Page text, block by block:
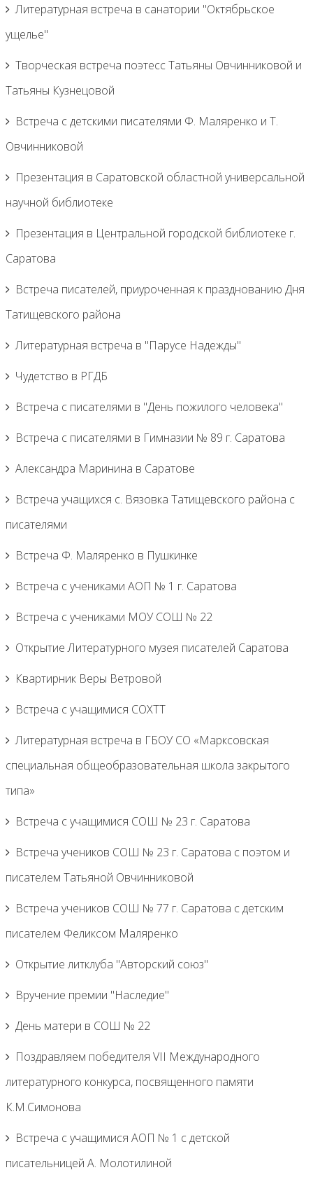
Литературная встреча в санатории "Октябрьское
ущелье"
Творческая встреча поэтесс Татьяны Овчинниковой и
Татьяны Кузнецовой
Встреча с детскими писателями Ф. Маляренко и Т.
Овчинниковой
Презентация в Саратовской областной универсальной
научной библиотеке
Презентация в Центральной городской библиотеке г.
Саратова
Встреча писателей, приуроченная к празднованию Дня
Татищевского района
Литературная встреча в "Парусе Надежды"
Чудетство в РГДБ
Встреча с писателями в "День пожилого человека"
Встреча с писателями в Гимназии № 89 г. Саратова
Александра Маринина в Саратове
Встреча учащихся с. Вязовка Татищевского района с
писателями
Встреча Ф. Маляренко в Пушкинке
Встреча с учениками АОП № 1 г. Саратова
Встреча с учениками МОУ СОШ № 22
Открытие Литературного музея писателей Саратова
Квартирник Веры Ветровой
Встреча с учащимися СОХТТ
Литературная встреча в ГБОУ СО «Марксовская
специальная общеобразовательная школа закрытого
типа»
Встреча с учащимися СОШ № 23 г. Саратова
Встреча учеников СОШ № 23 г. Саратова с поэтом и
писателем Татьяной Овчинниковой
Встреча учеников СОШ № 77 г. Саратова с детским
писателем Феликсом Маляренко
Открытие литклуба "Авторский союз"
Вручение премии "Наследие"
День матери в СОШ № 22
Поздравляем победителя VII Международного
литературного конкурса, посвященного памяти
К.М.Симонова
Встреча с учащимися АОП № 1 с детской
писательницей А. Молотилиной